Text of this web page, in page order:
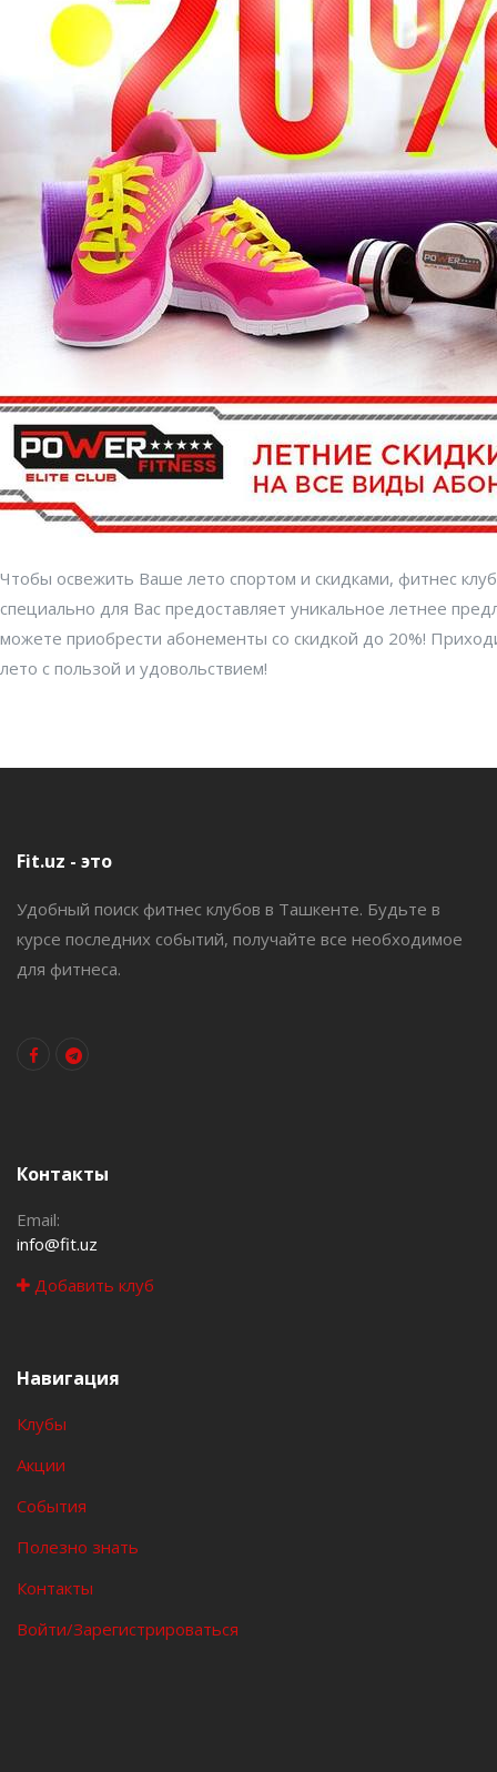
Чтобы освежить Ваше лето спортом и скидками, фитнес
специально для Вас предоставляет уникальное летнее
можете приобрести абонементы со скидкой до 20%!
лето с пользой и удовольствием!
Fit.uz - это
Удобный поиск фитнес клубов в Ташкенте. Будьте в
курсе последних событий, получайте все необходимое
для фитнеса.
Контакты
Email:
info@fit.uz
Добавить клуб
Навигация
Клубы
Акции
События
Полезно знать
Контакты
Войти/Зарегистрироваться